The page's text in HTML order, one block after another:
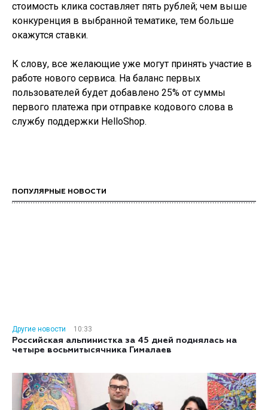
стоимость клика составляет пять рублей; чем выше
конкуренция в выбранной тематике, тем больше
окажутся ставки.
К слову, все желающие уже могут принять участие в
работе нового сервиса. На баланс первых
пользователей будет добавлено 25% от суммы
первого платежа при отправке кодового слова в
службу поддержки HelloShop.
ПОПУЛЯРНЫЕ НОВОСТИ
Другие новости
10:33
Российская альпинистка за 45 дней поднялась на
четыре восьмитысячника Гималаев